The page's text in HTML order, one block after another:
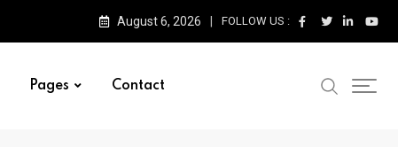
August 6, 2026 FOLLOW US :
Pages Contact